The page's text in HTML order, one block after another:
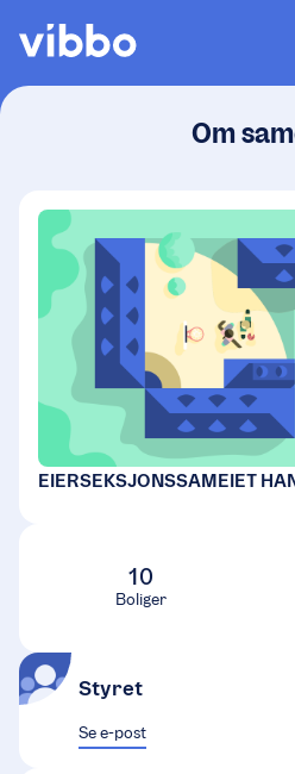
Om
EIERSEKSJONSSAMEIET
10
Boliger
Styret
Se e-post